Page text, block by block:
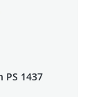
1437